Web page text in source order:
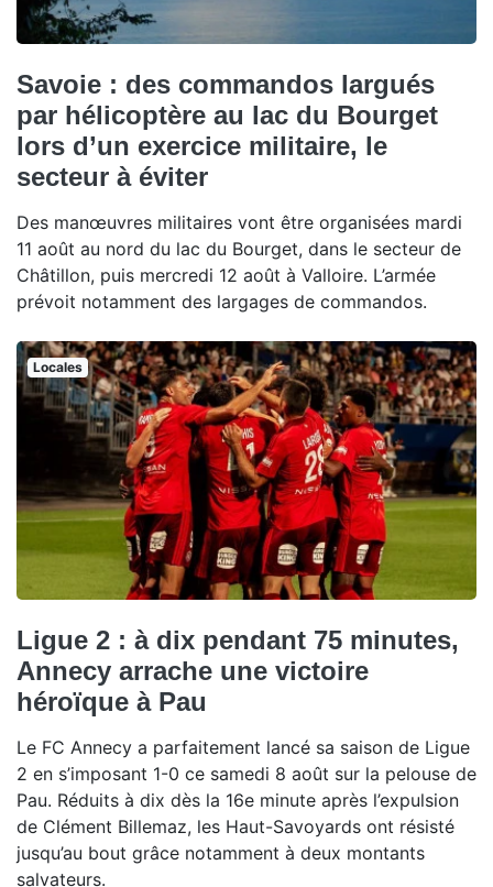
Savoie : des commandos largués
par hélicoptère au lac du Bourget
lors d’un exercice militaire, le
secteur à éviter
Des manœuvres militaires vont être organisées mardi
11 août au nord du lac du Bourget, dans le secteur de
Châtillon, puis mercredi 12 août à Valloire. L’armée
prévoit notamment des largages de commandos.
Locales
Ligue 2 : à dix pendant 75 minutes,
Annecy arrache une victoire
héroïque à Pau
Le FC Annecy a parfaitement lancé sa saison de Ligue
2 en s’imposant 1-0 ce samedi 8 août sur la pelouse de
Pau. Réduits à dix dès la 16e minute après l’expulsion
de Clément Billemaz, les Haut-Savoyards ont résisté
jusqu’au bout grâce notamment à deux montants
salvateurs.